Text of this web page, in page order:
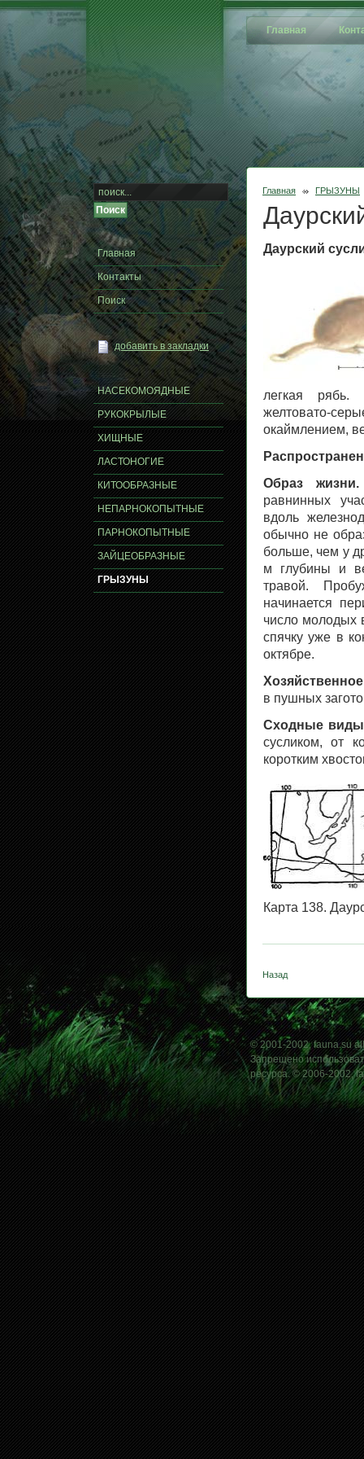
Главная
Главная ГРЫЗУНЫ
Даурский
легкая рябь.
желтовато-
окаймлением,
Образ жизни.
равнинных
вдоль
обычно не
больше, чем у
м глубины и
травой.
начинается
число молодых
спячку уже в
октябре.
в пушных
Сходные
сусликом, от
коротким
Карта 138.
Назад
Главная
Контакты
Поиск
добавить в закладки
НАСЕКОМОЯДНЫЕ
РУКОКРЫЛЫЕ
ХИЩНЫЕ
ЛАСТОНОГИЕ
КИТООБРАЗНЫЕ
НЕПАРНОКОПЫТНЫЕ
ПАРНОКОПЫТНЫЕ
ЗАЙЦЕОБРАЗНЫЕ
ГРЫЗУНЫ
© 2001-2002, fauna.su
Запрещено
ресурса. © 2006-2002,